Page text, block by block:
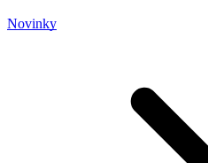
Novinky